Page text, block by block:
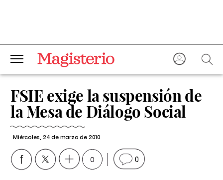
FSIE exige la suspensión de
la Mesa de Diálogo Social
Miércoles, 24 de marzo de 2010
0 0